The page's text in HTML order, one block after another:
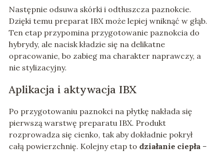
Następnie odsuwa skórki i odtłuszcza paznokcie.
Dzięki temu preparat IBX może lepiej wniknąć w głąb.
Ten etap przypomina przygotowanie paznokcia do
hybrydy, ale nacisk kładzie się na delikatne
opracowanie, bo zabieg ma charakter naprawczy, a
nie stylizacyjny.
Aplikacja i aktywacja IBX
Po przygotowaniu paznokci na płytkę nakłada się
pierwszą warstwę preparatu IBX. Produkt
rozprowadza się cienko, tak aby dokładnie pokrył
całą powierzchnię. Kolejny etap to działanie ciepła–